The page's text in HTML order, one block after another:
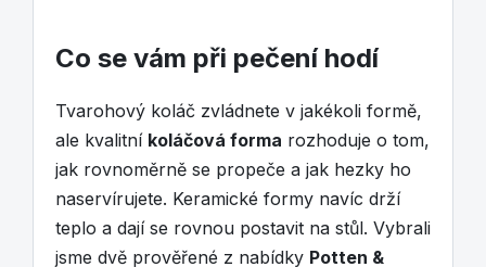
Co se vám při pečení hodí
Tvarohový koláč zvládnete v jakékoli formě,
ale kvalitní koláčová forma rozhoduje o tom,
jak rovnoměrně se propeče a jak hezky ho
naservírujete. Keramické formy navíc drží
teplo a dají se rovnou postavit na stůl. Vybrali
jsme dvě prověřené z nabídky Potten &